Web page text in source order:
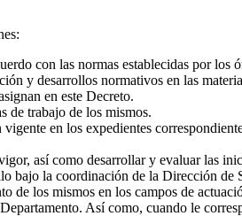
con las normas establecidas por los
y desarrollos normativos en las
en este Decreto.
de trabajo de los mismos.
en los expedientes
así como desarrollar y evaluar las
bajo la coordinación de la Dirección
de los mismos en los campos de
Así como, cuando le